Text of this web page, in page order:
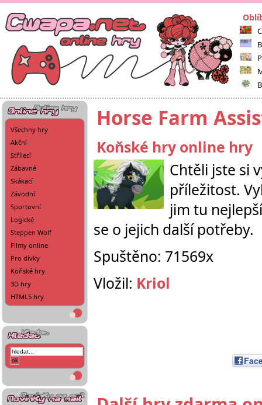
Všechny hry
Akční
Střílecí
Zábavné
Skákací
Závodní
Sportovní
Logické
Steppen Wolf
Filmy online
Pro dívky
Koňské hry
3D hry
HTML5 hry
Horse Farm
Koňské hry online hry
Chtěli jste si
příležitost.
jim tu
se o jejich další potřeby.
Spuštěno: 71569x
Vložil: Kriol